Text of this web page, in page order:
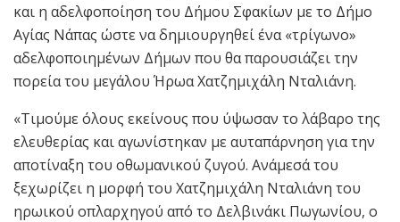
και η αδελφοποίηση του Δήμου Σφακίων με το Δήμο
Αγίας Νάπας ώστε να δημιουργηθεί ένα «τρίγωνο»
αδελφοποιημένων Δήμων που θα παρουσιάζει την
πορεία του μεγάλου Ήρωα Χατζημιχάλη Νταλιάνη.
«Τιμούμε όλους εκείνους που ύψωσαν το λάβαρο της
ελευθερίας και αγωνίστηκαν με αυταπάρνηση για την
αποτίναξη του οθωμανικού ζυγού. Ανάμεσά του
ξεχωρίζει η μορφή του Χατζημιχάλη Νταλιάνη του
ηρωικού οπλαρχηγού από το Δελβινάκι Πωγωνίου, ο